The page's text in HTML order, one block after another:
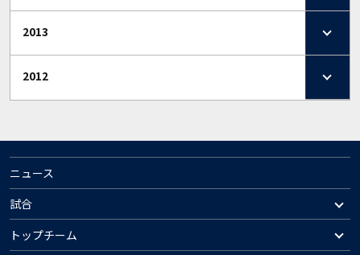
2013
2012
ニュース
試合
トップチーム